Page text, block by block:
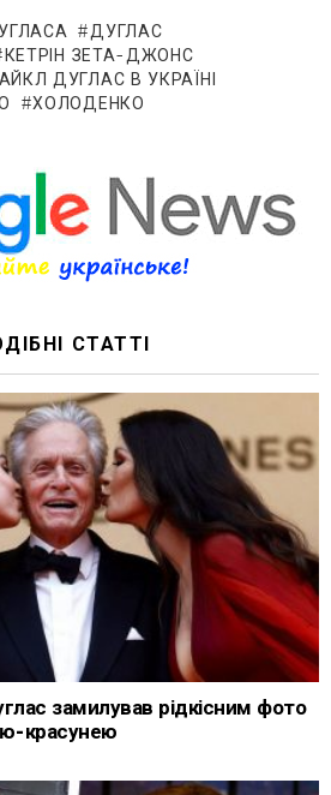
ДУГЛАС
КЕТРІН ЗЕТА-ДЖОНС
ДУГЛАС В УКРАЇНІ
ХОЛОДЕНКО
СТАТТІ
замилував рідкісним фото
красунею